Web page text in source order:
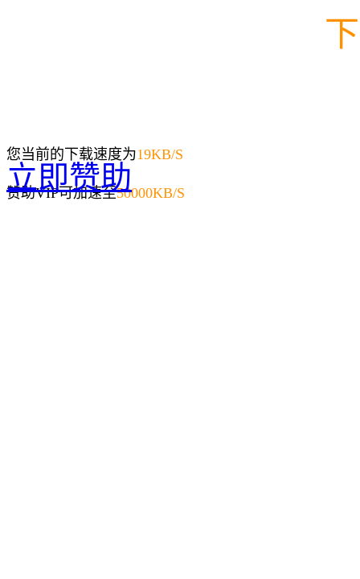
您当前的下载速度为19KB/S
赞助VIP可加速至50000KB/S
立即赞助